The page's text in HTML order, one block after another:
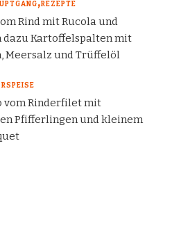
REZEPTE
Rind mit Rucola und
dazu Kartoffelspalten mit
Meersalz und Trüffelöl
vom Rinderfilet mit
Pfifferlingen und kleinem